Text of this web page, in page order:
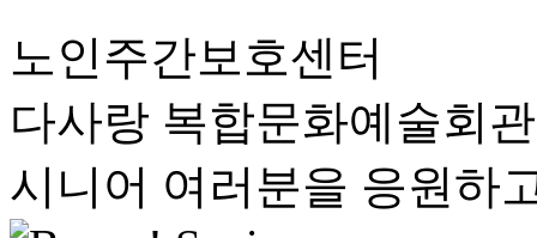
노인주간보호센터
다사랑 복합문화예술회
시니어 여러분을 응원하